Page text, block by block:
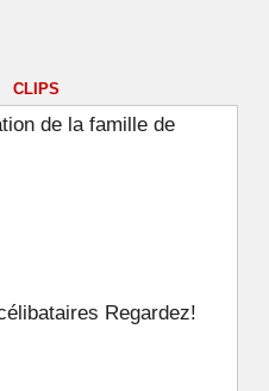
CLIPS
de la famille de
Regardez!